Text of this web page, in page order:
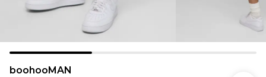
boohooMAN